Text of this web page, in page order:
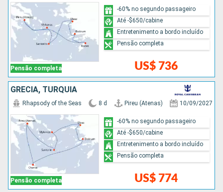
Pensão completa US$ 736
-60% no segundo passageiro
Até -$650/cabine
Entretenimento a bordo incluído
Pensão completa
GRÉCIA, TURQUIA
Pensão completa
Rhapsody of the Seas 8 d Pireu (Atenas) 10/09/2027
US$ 774
-60% no segundo passageiro
Até -$650/cabine
Entretenimento a bordo incluído
Pensão completa